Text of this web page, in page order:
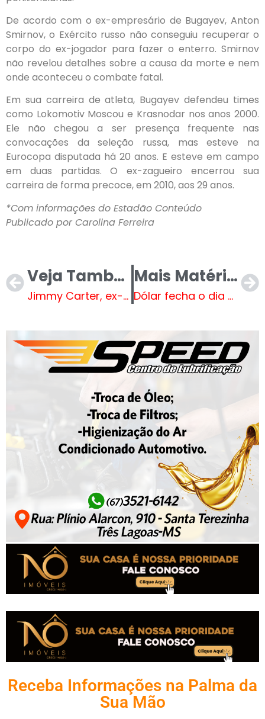
De acordo com o ex-empresário de Bugayev, Anton
Smirnov, o Exército russo não conseguiu recuperar o
corpo do ex-jogador para fazer o enterro. Smirnov
não revelou detalhes sobre a causa da morte e nem
onde aconteceu o combate fatal.
Em sua carreira de atleta, Bugayev defendeu times
como Lokomotiv Moscou e Krasnodar nos anos 2000.
Ele não chegou a ser presença frequente nas
convocações da seleção russa, mas esteve na
Eurocopa disputada há 20 anos. E esteve em campo
em duas partidas. O ex-zagueiro encerrou sua
carreira de forma precoce, em 2010, aos 29 anos.
*Com informações do Estadão Conteúdo
Publicado por Carolina Ferreira
Veja Também
Jimmy Carter, ex-presidente dos EUA, morre aos 100 anos
Mais Matérias
Dólar fecha o dia a R$ 6,17, mas termina 2024 com alta de 27% em relação ao real
Receba Informações na Palma da
Sua Mão